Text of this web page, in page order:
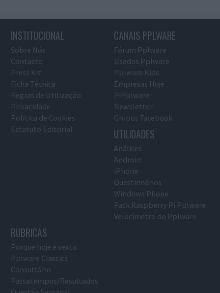
INSTITUCIONAL
Sobre Nós
Contacto
Press Kit
Ficha Técnica
Regras de Utilização
Privacidade
Política de Cookies
Estatuto Editorial
CANAIS PPLWARE
Fórum Pplware
Usados Pplware
Pplware Kids
Empresas Hoje
PiPplware
Newsletter
Grupos Facebook
UTILIDADES
Análises
Android
iPhone
Questionários
Windows Phone
Pack Raspberry Pi Pplware
Velocímetro do Pplware
RUBRICAS
Porque hoje é sexta
Pplware Classics…
Consultório
Passatempos/Resultados